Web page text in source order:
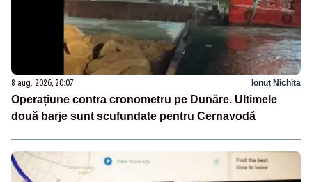
8 aug. 2026, 20:07 Ionuț Nichita
Operațiune contra cronometru pe Dunăre. Ultimele
două barje sunt scufundate pentru Cernavodă